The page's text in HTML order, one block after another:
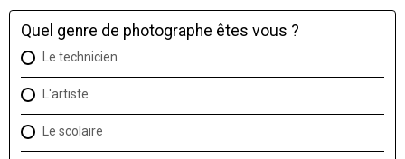
Quel genre de photographe êtes vous ?
Le technicien
L'artiste
Le scolaire